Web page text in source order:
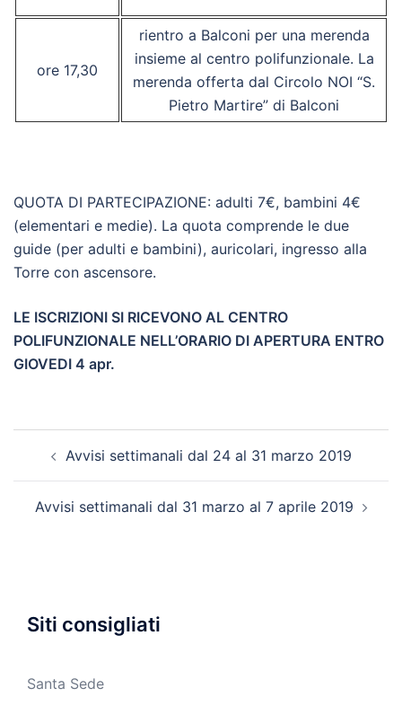
ore 17,30
rientro a Balconi per una merenda
insieme al centro polifunzionale. La
merenda offerta dal Circolo NOI “S.
Pietro Martire” di Balconi
QUOTA DI PARTECIPAZIONE: adulti 7€, bambini 4€
(elementari e medie). La quota comprende le due
guide (per adulti e bambini), auricolari, ingresso alla
Torre con ascensore.
LE ISCRIZIONI SI RICEVONO AL CENTRO
POLIFUNZIONALE NELL’ORARIO DI APERTURA ENTRO
GIOVEDI 4 apr.
articoloAvvisi settimanali dal 24 al 31 marzo 2019
Avvisi settimanali dal 31 marzo al 7 aprile 2019
Siti consigliati
Santa Sede